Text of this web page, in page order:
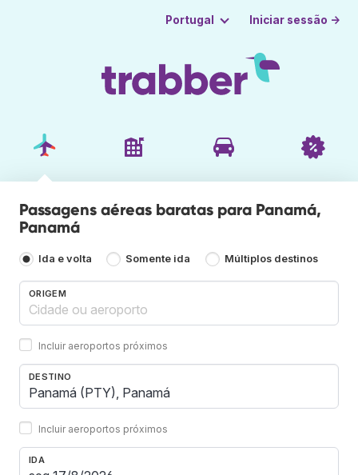
Portugal Iniciar sessão →
Passagens aéreas baratas para Panamá,
Panamá
Ida e volta Somente ida Múltiplos destinos
ORIGEM
Incluir aeroportos próximos
DESTINO
Incluir aeroportos próximos
IDA